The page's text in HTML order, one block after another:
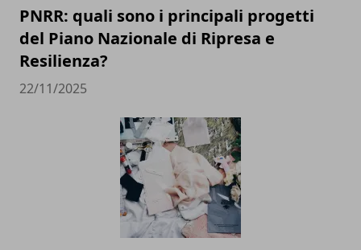
PNRR: quali sono i principali progetti
del Piano Nazionale di Ripresa e
Resilienza?
22/11/2025